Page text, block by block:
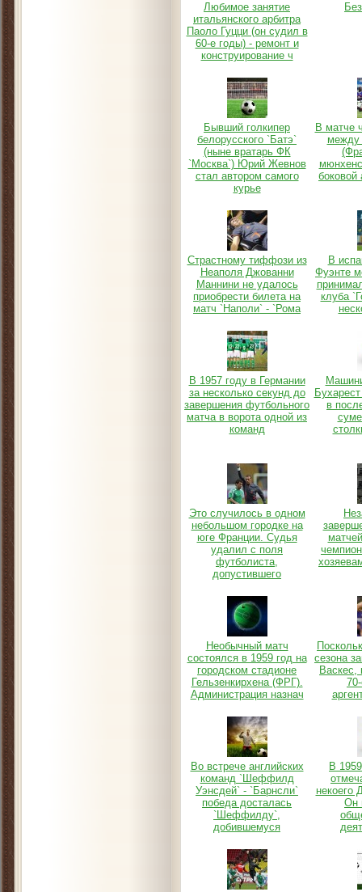
Любимое занятие
итальянского арбитра
Паоло Гуцци (он судил в
60-е годы) - ремонт и
конструирование ч
Бывший голкипер
белорусского `Батэ`
(ныне вратарь ФК
`Москва`) Юрий Жевнов
стал автором самого
курье
В матче
между
боковой
Страстному тиффози из
Неаполя Джованни
Маннини не удалось
приобрести билета на
матч `Наполи` - `Рома
В
Фуэнте
клуба
В 1957 году в Германии
за несколько секунд до
завершения футбольного
матча в ворота одной из
команд
в
Это случилось в одном
небольшом городке на
юге Франции. Судья
удалил с поля
футболиста,
допустившего
Необычный матч
состоялся в 1959 год на
городском стадионе
Гельзенкирхена (ФРГ).
Администрация назнач
сезона
Васкес,
Во встрече английских
команд `Шеффилд
Уэнсдей` - `Барнсли`
победа досталась
`Шеффилду`,
добившемуся
В
некоего
Он